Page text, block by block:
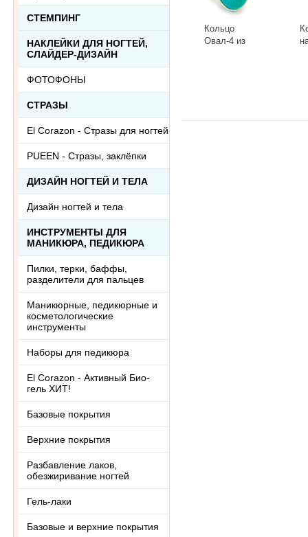
Кольцо
Овал-4 из
СТЕМПИНГ
НАКЛЕЙКИ ДЛЯ НОГТЕЙ,
СЛАЙДЕР-ДИЗАЙН
ФОТОФОНЫ
СТРАЗЫ
El Corazon - Стразы для ногтей
PUEEN - Cтразы, заклёпки
ДИЗАЙН НОГТЕЙ И ТЕЛА
Дизайн ногтей и тела
ИНСТРУМЕНТЫ ДЛЯ
МАНИКЮРА, ПЕДИКЮРА
Пилки, терки, баффы,
разделители для пальцев
Маникюрные, педикюрные и
косметологические
инструменты
Наборы для педикюра
El Corazon - Активный Био-
гель ХИТ!
Базовые покрытия
Верхние покрытия
Разбавление лаков,
обезжиривание ногтей
Гель-лаки
Базовые и верхние покрытия